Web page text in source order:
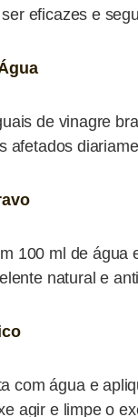
eficazes e
de vinagre
afetados
100 ml de água
natural e
com água e
agir e limpe o